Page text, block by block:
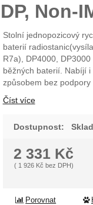
Non-
Stolní jednopozicový
baterií
R7a), DP4000,
běžných baterií. Nabíjí
způsobem bez podpory
Číst více
Dostupnost:
2 331 Kč
(1 926 Kč bez DPH)
Porovnat